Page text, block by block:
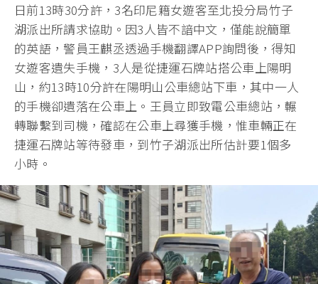
日前13時30分許，3名印尼籍女遊客至北投分局竹子
湖派出所請求協助。因3人皆不諳中文，僅能說簡單
的英語，警員王麒丞透過手機翻譯APP詢問後，得知
女遊客遺失手機，3人是從捷運石牌站搭公車上陽明
山，約13時10分許在陽明山公車總站下車，其中一人
的手機卻遺落在公車上。王員立即致電公車總站，輾
轉聯繫到司機，確認在公車上尋獲手機，惟車輛正在
捷運石牌站等待發車，到竹子湖派出所估計要1個多
小時。